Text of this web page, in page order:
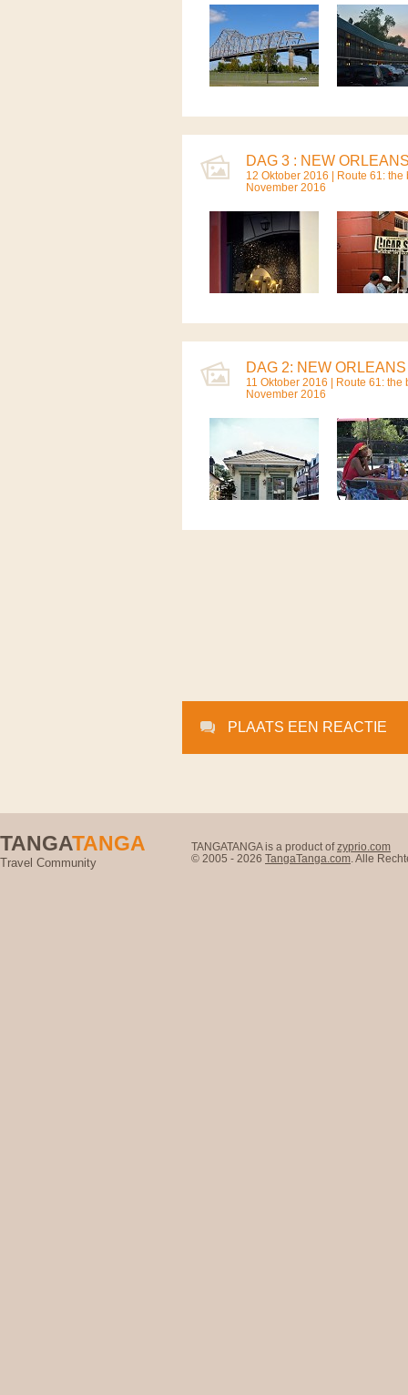
DAG 3 : NEW
12 Oktober 2016 | Route 61: the
November 2016
DAG 2: NEW
11 Oktober 2016 | Route 61: the
November 2016
PLAATS EEN REACTIE
TANGATANGA
Travel Community
TANGATANGA is a product ofzyprio.com
© 2005 - 2026 TangaTanga.com . Alle